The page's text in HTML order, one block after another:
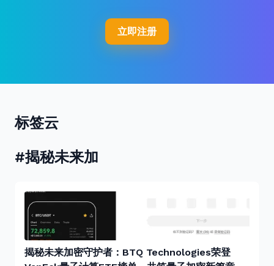
立即注册
标签云
#揭秘未来加
揭秘未来加密守护者：BTQ Technologies荣登